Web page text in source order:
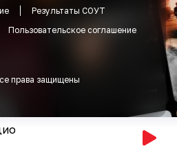
Результаты СОУТ
Пользовательское соглашение
права защищены